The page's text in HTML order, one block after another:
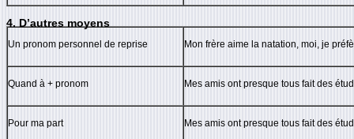
4. D’autres moyens
Un pronom personnel de reprise Mon frère aime la natation, moi, je
Quand à + pronom Mes amis ont presque tous fait des
Pour ma part Mes amis ont presque tous fait des